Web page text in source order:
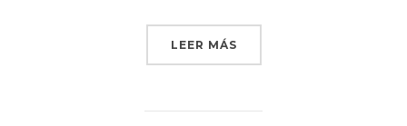
LEER MÁS